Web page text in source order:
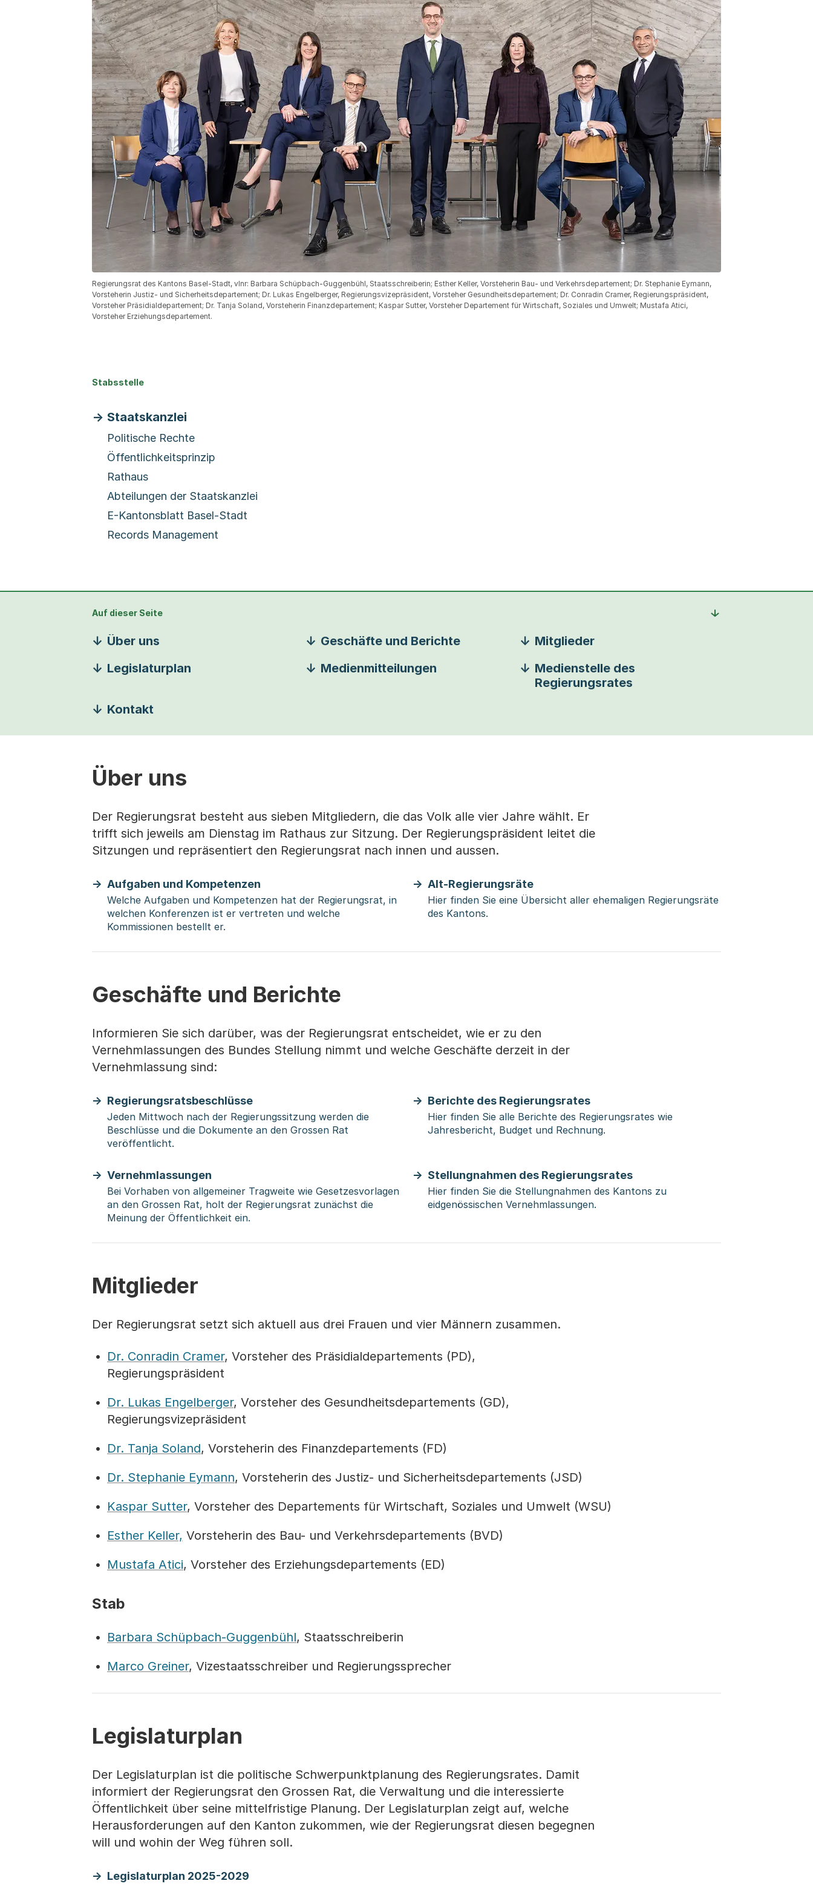
Regierungsrat des Kantons Basel-Stadt, vlnr: Barbara Schüpbach-Guggenbühl, Staatsschreiberin; Esther Keller, Vorsteherin Bau- und Verkehrsdepartement; Dr. Stephanie Eymann,
Vorsteherin Justiz- und Sicherheitsdepartement; Dr. Lukas Engelberger, Regierungsvizepräsident, Vorsteher Gesundheitsdepartement; Dr. Conradin Cramer, Regierungspräsident,
Vorsteher Präsidialdepartement; Dr. Tanja Soland, Vorsteherin Finanzdepartement; Kaspar Sutter, Vorsteher Departement für Wirtschaft, Soziales und Umwelt; Mustafa Atici,
Vorsteher Erziehungsdepartement.
Stabsstelle
Staatskanzlei
Politische Rechte
Öffentlichkeitsprinzip
Rathaus
Abteilungen der Staatskanzlei
E-Kantonsblatt Basel-Stadt
Records Management
Auf dieser Seite
Über uns Geschäfte und Berichte
Mitglieder
Legislaturplan
Medienmitteilungen
Medienstelle des
Regierungsrates
Kontakt
Über uns
Der Regierungsrat besteht aus sieben Mitgliedern, die das Volk alle vier Jahre wählt. Er
trifft sich jeweils am Dienstag im Rathaus zur Sitzung. Der Regierungspräsident leitet die
Sitzungen und repräsentiert den Regierungsrat nach innen und aussen.
Aufgaben und Kompetenzen
Welche Aufgaben und Kompetenzen hat der Regierungsrat, in
welchen Konferenzen ist er vertreten und welche
Kommissionen bestellt er.
Alt-Regierungsräte
Hier finden Sie eine Übersicht aller ehemaligen Regierungsräte
des Kantons.
Geschäfte und Berichte
Informieren Sie sich darüber, was der Regierungsrat entscheidet, wie er zu den
Vernehmlassungen des Bundes Stellung nimmt und welche Geschäfte derzeit in der
Vernehmlassung sind:
Regierungsratsbeschlüsse
Jeden Mittwoch nach der Regierungssitzung werden die
Beschlüsse und die Dokumente an den Grossen Rat
veröffentlicht.
Berichte des Regierungsrates
Hier finden Sie alle Berichte des Regierungsrates wie
Jahresbericht, Budget und Rechnung.
Vernehmlassungen
Bei Vorhaben von allgemeiner Tragweite wie Gesetzesvorlagen
an den Grossen Rat, holt der Regierungsrat zunächst die
Meinung der Öffentlichkeit ein.
Stellungnahmen des Regierungsrates
Hier finden Sie die Stellungnahmen des Kantons zu
eidgenössischen Vernehmlassungen.
Mitglieder
Der Regierungsrat setzt sich aktuell aus drei Frauen und vier Männern zusammen.
Dr. Conradin Cramer, Vorsteher des Präsidialdepartements (PD),
Regierungspräsident
Dr. Lukas Engelberger, Vorsteher des Gesundheitsdepartements (GD),
Regierungsvizepräsident
Dr. Tanja Soland, Vorsteherin des Finanzdepartements (FD)
Dr. Stephanie Eymann, Vorsteherin des Justiz- und Sicherheitsdepartements (JSD)
Kaspar Sutter, Vorsteher des Departements für Wirtschaft, Soziales und Umwelt (WSU)
Esther Keller, Vorsteherin des Bau- und Verkehrsdepartements (BVD)
Mustafa Atici, Vorsteher des Erziehungsdepartements (ED)
Stab
Barbara Schüpbach-Guggenbühl, Staatsschreiberin
Marco Greiner, Vizestaatsschreiber und Regierungssprecher
Legislaturplan
Der Legislaturplan ist die politische Schwerpunktplanung des Regierungsrates. Damit
informiert der Regierungsrat den Grossen Rat, die Verwaltung und die interessierte
Öffentlichkeit über seine mittelfristige Planung. Der Legislaturplan zeigt auf, welche
Herausforderungen auf den Kanton zukommen, wie der Regierungsrat diesen begegnen
will und wohin der Weg führen soll.
Legislaturplan 2025-2029